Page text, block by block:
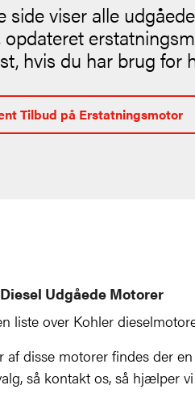
side viser alle
opdateret
hvis du har brug for
Tilbud på Erstatningsmotor
Udgåede Motorer
liste over Kohler
af disse motorer findes der
så kontakt os, så hjælper